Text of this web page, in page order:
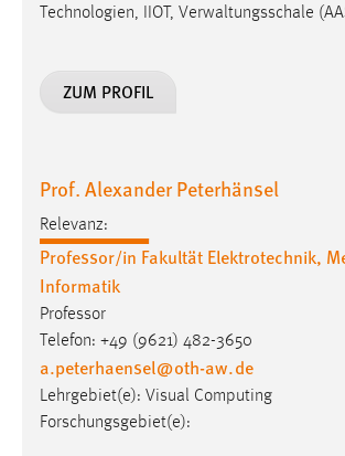
Technologien, IIOT, Verwaltungsschale
ZUM PROFIL
Prof. Alexander Peterhänsel
Relevanz:
Professor/in Fakultät Elektrotechnik,
Informatik
Professor
Telefon: +49 (9621) 482-3650
a.peterhaensel@oth-aw.de
Lehrgebiet(e): Visual Computing
Forschungsgebiet(e):